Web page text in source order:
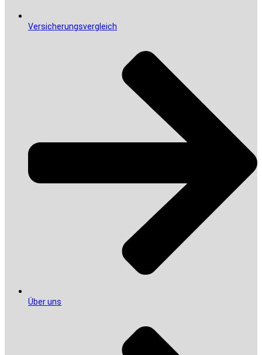
Versicherungsvergleich
Über uns